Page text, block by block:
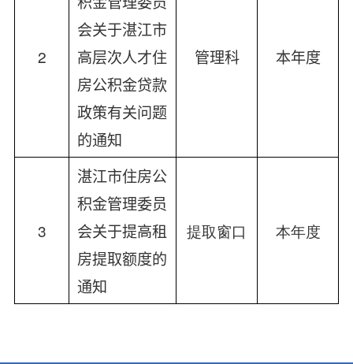
2
会关于湛江市
高层次人才住
房公积金贷款
政策有关问题
的通知
管理科 本年度
3
湛江市住房公
积金管理委员
会关于提高租
房提取额度的
通知
提取窗口 本年度